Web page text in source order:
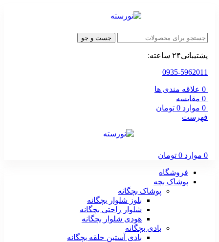
جست و جو
پشتیبانی۲۴ ساعته:
0935-5962011
0 علاقه مندی ها
0 مقایسه
0 موارد 0 تومان
فهرست
0 موارد 0 تومان
فروشگاه
پوشاک بچه
پوشاک بچگانه
بلوز شلوار بچگانه
شلوار راحتی بچگانه
هودی شلوار بچگانه
بادی بچگانه
بادی آستین حلقه بچگانه